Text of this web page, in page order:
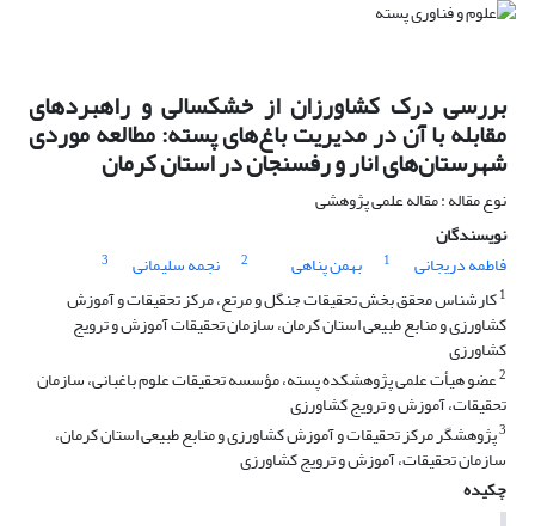
بررسی درک کشاورزان از خشکسالی و راهبرد‌های
مقابله با آن در مدیریت باغ‌های پسته: مطالعه موردی
شهرستان‌های انار و رفسنجان در استان کرمان
نوع مقاله : مقاله علمی پژوهشی
نویسندگان
فاطمه دریجانی
1 بهمن پناهی 2 نجمه سلیمانی
3
1کارشناس محقق بخش تحقیقات جنگل و مرتع، مرکز تحقیقات و آموزش
کشاورزی و منابع طبیعی استان کرمان، سازمان تحقیقات آموزش و ترویج
کشاورزی
2عضو هیأت علمی پژوهشکده پسته، مؤسسه تحقیقات علوم باغبانی، سازمان
تحقیقات، آموزش و ترویج کشاورزی
3پژوهشگر مرکز تحقیقات و آموزش کشاورزی و منابع طبیعی استان کرمان،
سازمان تحقیقات، آموزش و ترویج کشاورزی
چکیده